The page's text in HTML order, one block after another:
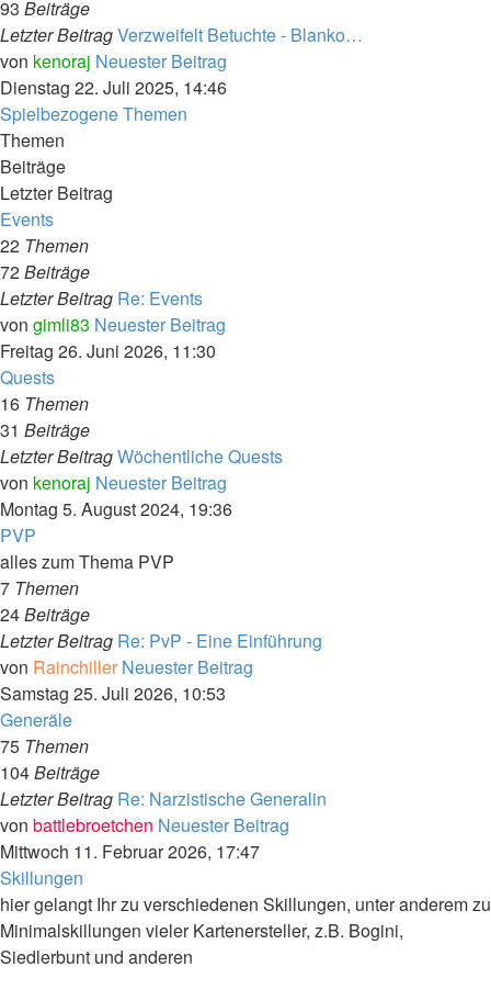
93 Beiträge
Letzter BeitragVerzweifelt Betuchte - Blanko…
von kenoraj Neuester Beitrag
Dienstag 22. Juli 2025, 14:46
Spielbezogene Themen
Themen
Beiträge
Letzter Beitrag
Events
22 Themen
72Beiträge
Letzter Beitrag Re: Events
von gimli83 Neuester Beitrag
Freitag 26. Juni 2026, 11:30
Quests
16 Themen
31 Beiträge
Letzter BeitragWöchentliche Quests
von kenoraj Neuester Beitrag
Montag 5. August 2024, 19:36
PVP
alles zum Thema PVP
7 Themen
24Beiträge
Letzter Beitrag Re: PvP - Eine Einführung
von Rainchiller Neuester Beitrag
Samstag 25. Juli 2026, 10:53
Generäle
75 Themen
104Beiträge
Letzter Beitrag Re: Narzistische Generalin
von battlebroetchen Neuester Beitrag
Mittwoch 11. Februar 2026, 17:47
Skillungen
hier gelangt Ihr zu verschiedenen Skillungen, unter anderem zu
Minimalskillungen vieler Kartenersteller, z.B. Bogini,
Siedlerbunt und anderen